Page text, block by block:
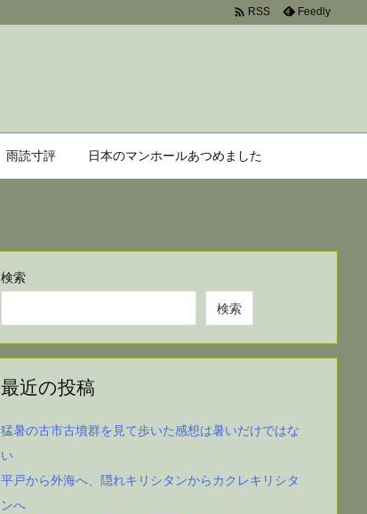
雨読寸評 日本のマンホールあつめました
 RSS Feedly
検索
検索
最近の投稿
猛暑の古市古墳群を見て歩いた感想は暑いだけではな
い
平戸から外海へ、隠れキリシタンからカクレキリシタ
ンへ